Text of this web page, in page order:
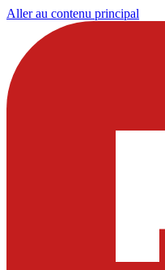
Aller au contenu principal